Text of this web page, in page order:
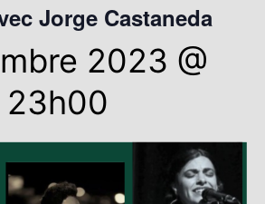
Jorge Castaneda
2023 @
23h00